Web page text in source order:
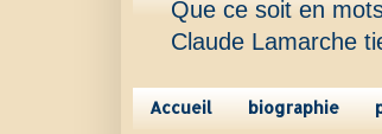
Que ce soit en
Claude Lamarche
Accueil biographie